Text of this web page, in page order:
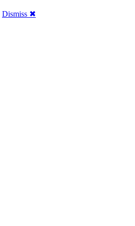
Dismiss ✖